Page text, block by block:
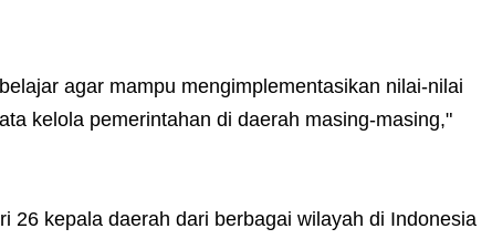
agar mampu mengimplementasikan nilai-nilai
kelola pemerintahan di daerah masing-masing,"
26 kepala daerah dari berbagai wilayah di Indonesia